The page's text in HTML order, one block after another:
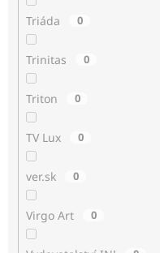
Triáda 0
Trinitas 0
Triton 0
TV Lux 0
ver.sk 0
Virgo Art 0